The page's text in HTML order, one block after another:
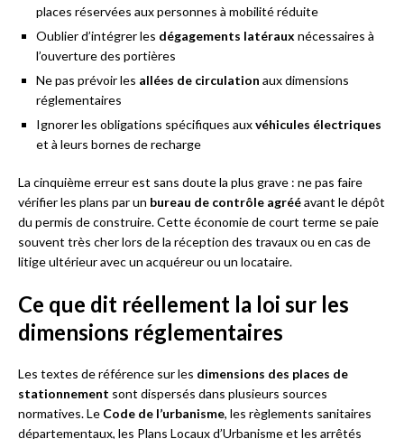
places réservées aux personnes à mobilité réduite
Oublier d’intégrer les dégagements latéraux nécessaires à
l’ouverture des portières
Ne pas prévoir les allées de circulation aux dimensions
réglementaires
Ignorer les obligations spécifiques auxvéhicules électriques
et à leurs bornes de recharge
La cinquième erreur est sans doute la plus grave : ne pas faire
vérifier les plans par un bureau de contrôle agrééavant le dépôt
du permis de construire. Cette économie de court terme se paie
souvent très cher lors de la réception des travaux ou en cas de
litige ultérieur avec un acquéreur ou un locataire.
Ce que dit réellement la loi sur les
dimensions réglementaires
Les textes de référence sur les dimensions des places de
stationnement sont dispersés dans plusieurs sources
normatives. Le Code de l’urbanisme, les règlements sanitaires
départementaux, les Plans Locaux d’Urbanisme et les arrêtés